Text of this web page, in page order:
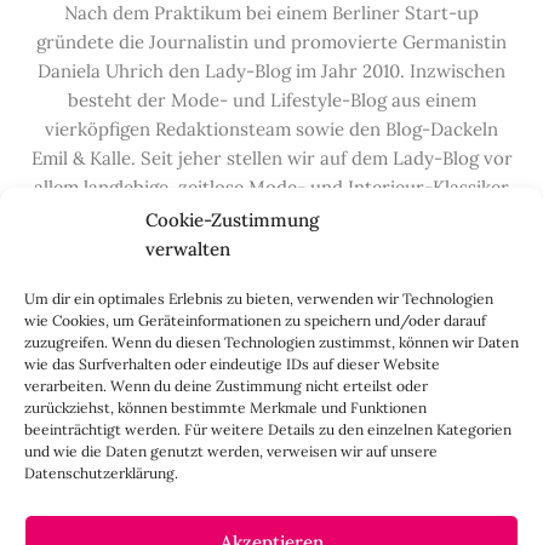
Cookie-Zustimmung
verwalten
Um dir ein optimales Erlebnis zu bieten, verwenden wir Technologien
wie Cookies, um Geräteinformationen zu speichern und/oder darauf
zuzugreifen. Wenn du diesen Technologien zustimmst, können wir Daten
wie das Surfverhalten oder eindeutige IDs auf dieser Website
verarbeiten. Wenn du deine Zustimmung nicht erteilst oder
zurückziehst, können bestimmte Merkmale und Funktionen
beeinträchtigt werden. Für weitere Details zu den einzelnen Kategorien
und wie die Daten genutzt werden, verweisen wir auf unsere
Datenschutzerklärung.
Nach dem Praktikum bei einem Berliner Start-up
gründete die Journalistin und promovierte Germanistin
Daniela Uhrich den Lady-Blog im Jahr 2010. Inzwischen
besteht der Mode- und Lifestyle-Blog aus einem
vierköpfigen Redaktionsteam sowie den Blog-Dackeln
Emil & Kalle. Seit jeher stellen wir auf dem Lady-Blog vor
allem langlebige, zeitlose Mode- und Interieur-Klassiker
vor, die hochwertig verarbeitet und unter guten
Bedingungen hergestellt wurden – gerne „Made in
Handwerksberufe und kleine feine Firmen, denen wir
hier auf dem Blog eine Präsentationsfläche bieten, sowie
alle Dinge, die das Leben ein bisschen schöner machen.
Darüber hinaus legen wir großen Wert auf den
Austausch mit Euch, den Leserinnen – über die
Kommentarfunktion, dieLady-Frage, dieLove-List
auch überInstagram